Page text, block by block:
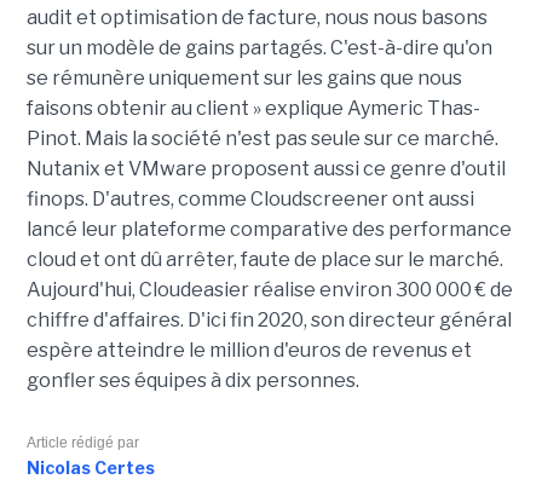
audit et optimisation de facture, nous nous basons
sur un modèle de gains partagés. C'est-à-dire qu'on
se rémunère uniquement sur les gains que nous
faisons obtenir au client » explique Aymeric Thas-
Pinot. Mais la société n'est pas seule sur ce marché.
Nutanix et VMware proposent aussi ce genre d'outil
finops. D'autres, comme Cloudscreener ont aussi
lancé leur plateforme comparative des performance
cloud et ont dû arrêter, faute de place sur le marché.
Aujourd'hui, Cloudeasier réalise environ 300 000 € de
chiffre d'affaires. D'ici fin 2020, son directeur général
espère atteindre le million d'euros de revenus et
gonfler ses équipes à dix personnes.
Article rédigé par
Nicolas Certes